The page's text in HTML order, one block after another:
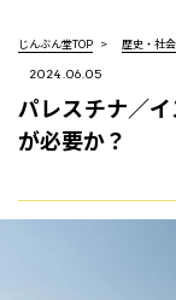
じんぶん堂TOP 歴史・社会
2024.06.05
パレスチナ／
が必要か？